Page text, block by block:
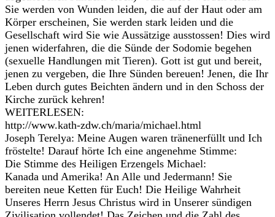
Sie werden von Wunden leiden, die auf der Haut oder am
Körper erscheinen, Sie werden stark leiden und die
Gesellschaft wird Sie wie Aussätzige ausstossen! Dies wird
jenen widerfahren, die die Sünde der Sodomie begehen
(sexuelle Handlungen mit Tieren). Gott ist gut und bereit,
jenen zu vergeben, die Ihre Sünden bereuen! Jenen, die Ihr
Leben durch gutes Beichten ändern und in den Schoss der
Kirche zurück kehren!
WEITERLESEN:
http://www.kath-zdw.ch/maria/michael.html
Joseph Terelya: Meine Augen waren tränenerfüllt und Ich
fröstelte! Darauf hörte Ich eine angenehme Stimme:
Die Stimme des Heiligen Erzengels Michael:
Kanada und Amerika! An Alle und Jedermann! Sie
bereiten neue Ketten für Euch! Die Heilige Wahrheit
Unseres Herrn Jesus Christus wird in Unserer sündigen